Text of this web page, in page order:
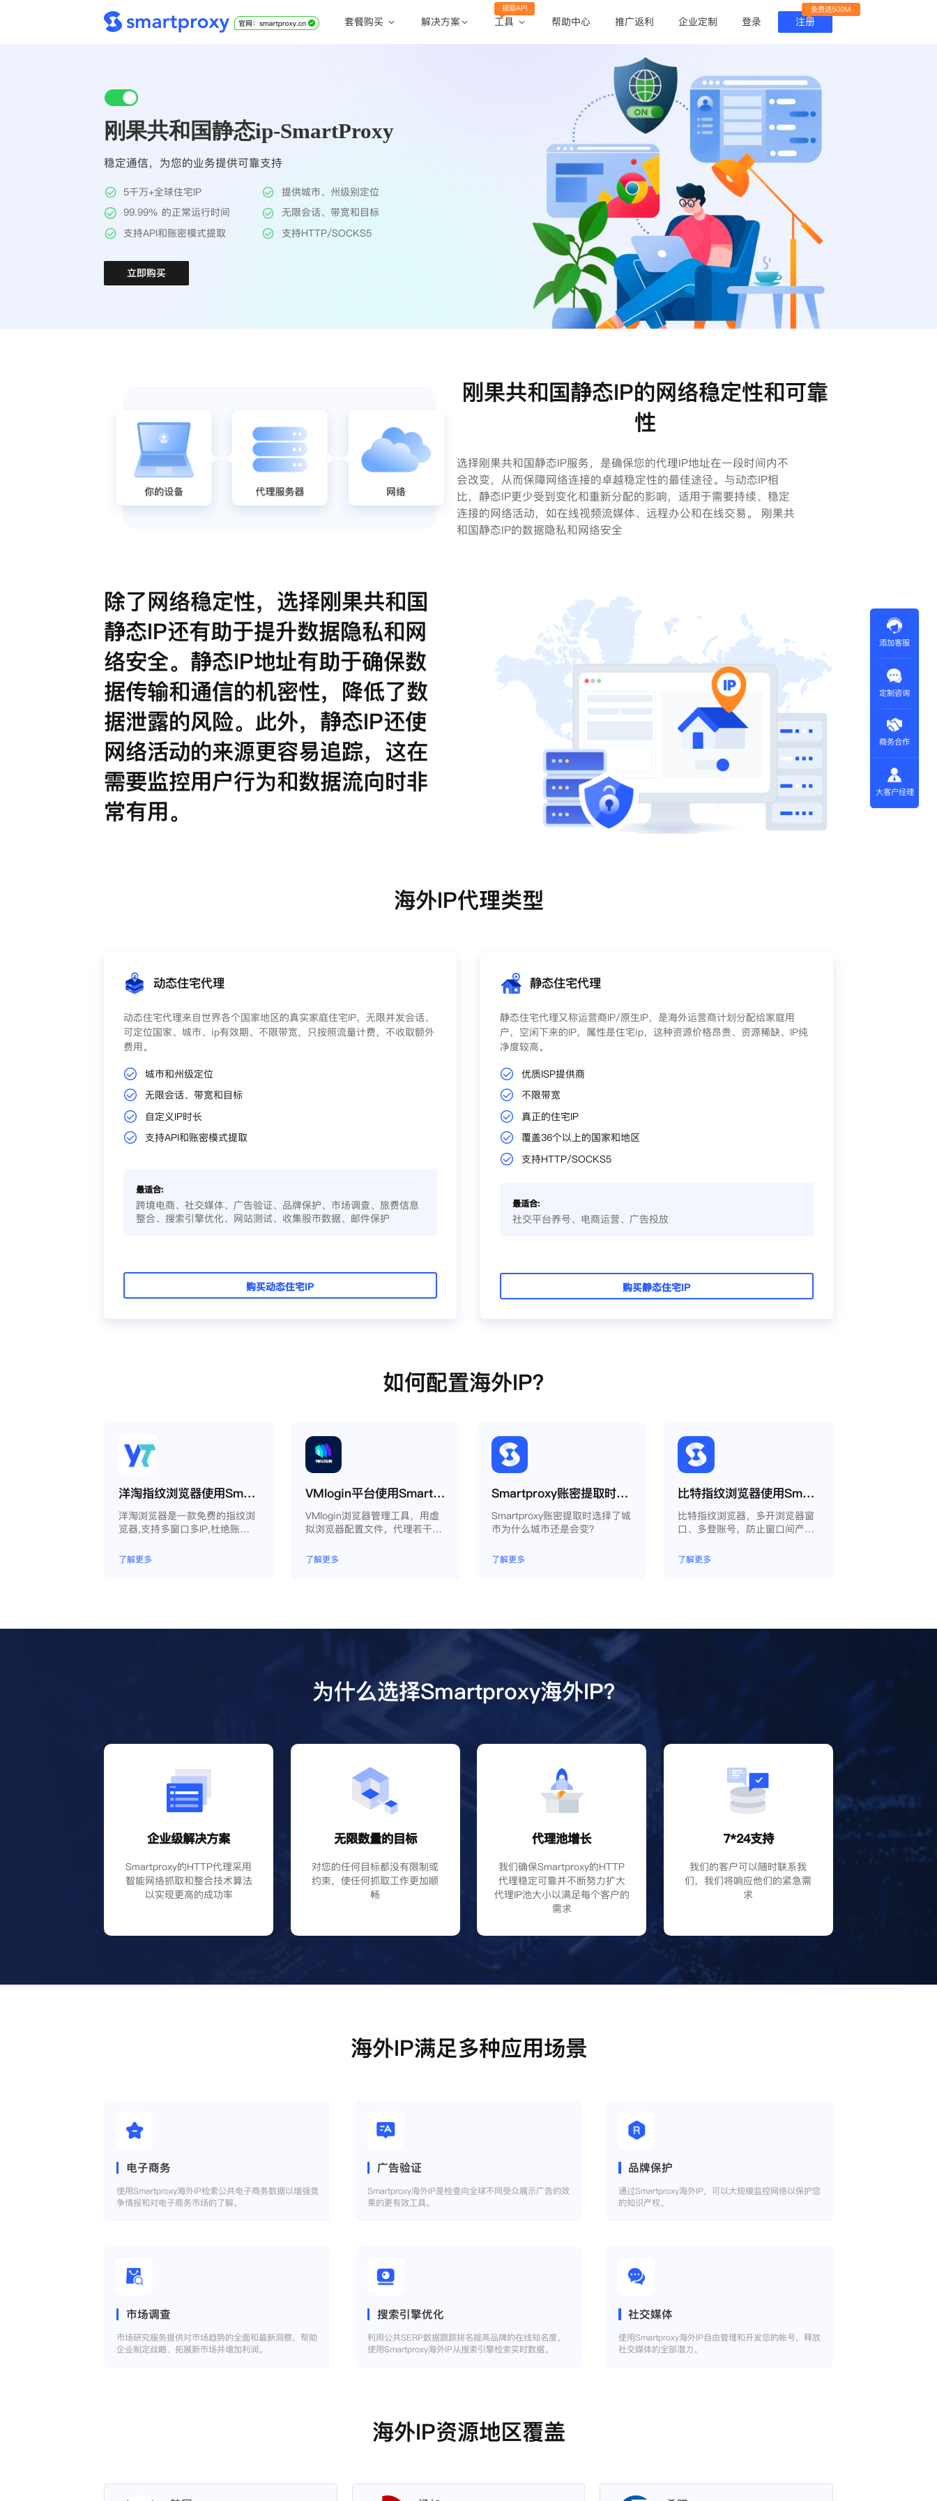
套餐购买 解决方案 工具
提取API
帮助中心 推广返利 企业定制 登录 注册
免费送500M
刚果共和国静态ip-SmartProxy
稳定通信，为您的业务提供可靠支持
5千万+全球住宅IP
提供城市、州级别定位
99.99% 的正常运行时间
无限会话、带宽和目标
支持API和账密模式提取
支持HTTP/SOCKS5
立即购买
刚果共和国静态IP的网络稳定性和可靠
性
选择刚果共和国静态IP服务，是确保您的代理IP地址在一段时间内不
会改变，从而保障网络连接的卓越稳定性的最佳途径。与动态IP相
比，静态IP更少受到变化和重新分配的影响，适用于需要持续、稳定
连接的网络活动，如在线视频流媒体、远程办公和在线交易。 刚果共
和国静态IP的数据隐私和网络安全
除了网络稳定性，选择刚果共和国
静态IP还有助于提升数据隐私和网
络安全。静态IP地址有助于确保数
据传输和通信的机密性，降低了数
据泄露的风险。此外，静态IP还使
网络活动的来源更容易追踪，这在
需要监控用户行为和数据流向时非
常有用。
海外IP代理类型
动态住宅代理
动态住宅代理来自世界各个国家地区的真实家庭住宅IP，无限并发会话、
可定位国家、城市、ip有效期、不限带宽，只按照流量计费，不收取额外
费用。
城市和州级定位
无限会话、带宽和目标
自定义IP时长
支持API和账密模式提取
最适合:
跨境电商、社交媒体、广告验证、品牌保护、市场调查、旅费信息
整合、搜索引擎优化、网站测试、收集股市数据、邮件保护
购买动态住宅IP
静态住宅代理
静态住宅代理又称运营商IP/原生IP，是海外运营商计划分配给家庭用
户，空闲下来的IP，属性是住宅ip，这种资源价格昂贵、资源稀缺、IP纯
净度较高。
优质ISP提供商
不限带宽
真正的住宅IP
覆盖36个以上的国家和地区
支持HTTP/SOCKS5
最适合:
社交平台养号、电商运营、广告投放
购买静态住宅IP
如何配置海外IP？
洋淘指纹浏览器使用Smartproxy教程
洋淘浏览器是一款免费的指纹浏
览器,支持多窗口多IP,杜绝账户
了解更多
VMlogin平台使用Smartproxy教程
VMlogin浏览器管理工具，用虚
拟浏览器配置文件，代理若干电
了解更多
Smartproxy账密提取时选择了城市为什么城市还是会变？
Smartproxy账密提取时选择了城
市为什么城市还是会变？
了解更多
比特指纹浏览器使用Smartproxy教程
比特指纹浏览器，多开浏览器窗
口、多登账号，防止窗口间产生
模拟独立的电脑信息，模拟不同
的IP地址，使得相互间完全环境
了解更多
为什么选择Smartproxy海外IP？
企业级解决方案
Smartproxy的HTTP代理采用
智能网络抓取和整合技术算法
以实现更高的成功率
无限数量的目标
对您的任何目标都没有限制或
约束，使任何抓取工作更加顺
畅
代理池增长
我们确保Smartproxy的HTTP
代理稳定可靠并不断努力扩大
代理IP池大小以满足每个客户的
需求
7*24支持
我们的客户可以随时联系我
们，我们将响应他们的紧急需
求
海外IP满足多种应用场景
电子商务
使用Smartproxy海外IP检索公共电子商务数据以增强竞
争情报和对电子商务市场的了解。
广告验证
Smartproxy海外IP是检查向全球不同受众展示广告的效
果的更有效工具。
品牌保护
通过Smartproxy海外IP，可以大规模监控网络以保护您
的知识产权。
市场调查
市场研究服务提供对市场趋势的全面和最新洞察，帮助
企业制定战略、拓展新市场并增加利润。
搜索引擎优化
利用公共SERP数据跟踪排名提高品牌的在线知名度。
使用Smartproxy海外IP从搜索引擎检索实时数据。
社交媒体
使用Smartproxy海外IP自由管理和开发您的帐号，释放
社交媒体的全部潜力。
海外IP资源地区覆盖
添加客服
定制咨询
商务合作
大客户经理